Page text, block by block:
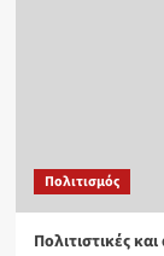
Πολιτισμός
Πολιτιστικές